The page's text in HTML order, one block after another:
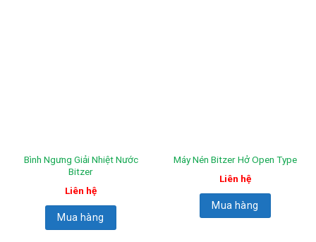
Bình Ngưng Giải Nhiệt Nước
Bitzer
Liên hệ
Mua hàng
Máy Nén Bitzer Hở Open Type
Liên hệ
Mua hàng